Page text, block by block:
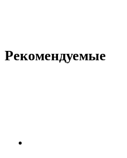
Рекомендуемые